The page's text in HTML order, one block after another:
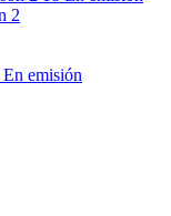
2
En emisión